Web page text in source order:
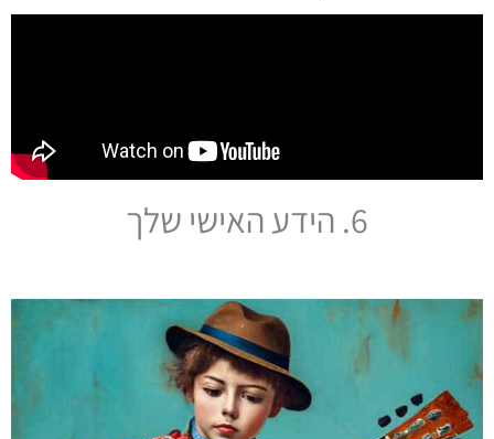
6. הידע האישי שלך